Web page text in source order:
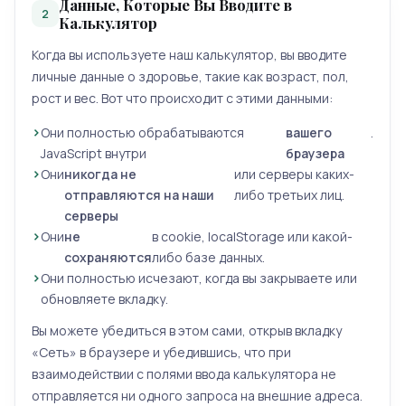
2
Данные, Которые Вы Вводите в
Калькулятор
Когда вы используете наш калькулятор, вы вводите
личные данные о здоровье, такие как возраст, пол,
рост и вес. Вот что происходит с этими данными:
Они полностью обрабатываются
JavaScript внутри
вашего
браузера
.
Ониникогда не
отправляются на наши
серверы
или серверы каких-
либо третьих лиц.
Онине
сохраняются
в cookie, localStorage или какой-
либо базе данных.
Они полностью исчезают, когда вы закрываете или
обновляете вкладку.
Вы можете убедиться в этом сами, открыв вкладку
«Сеть» в браузере и убедившись, что при
взаимодействии с полями ввода калькулятора не
отправляется ни одного запроса на внешние адреса.